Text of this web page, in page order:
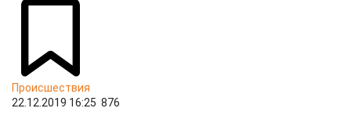
Происшествия
22.12.2019 16:25 876